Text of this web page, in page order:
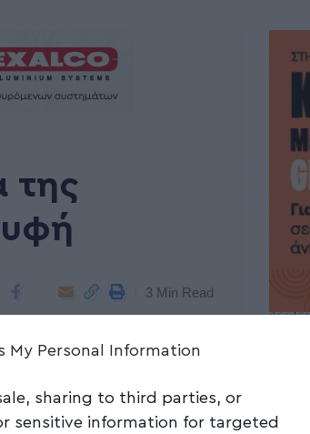
My Personal Information
sharing to third parties, or
sensitive information for targeted
της
3 Min Read